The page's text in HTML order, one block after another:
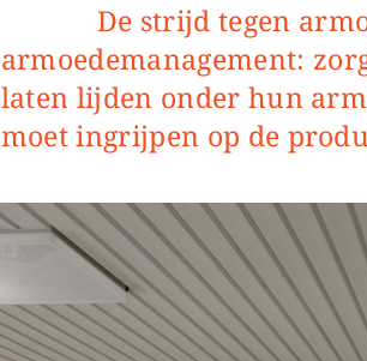
De strijd tegen armoede is vaak slechts
armoedemanagement:
laten lijden onder hun
moet ingrijpen op de